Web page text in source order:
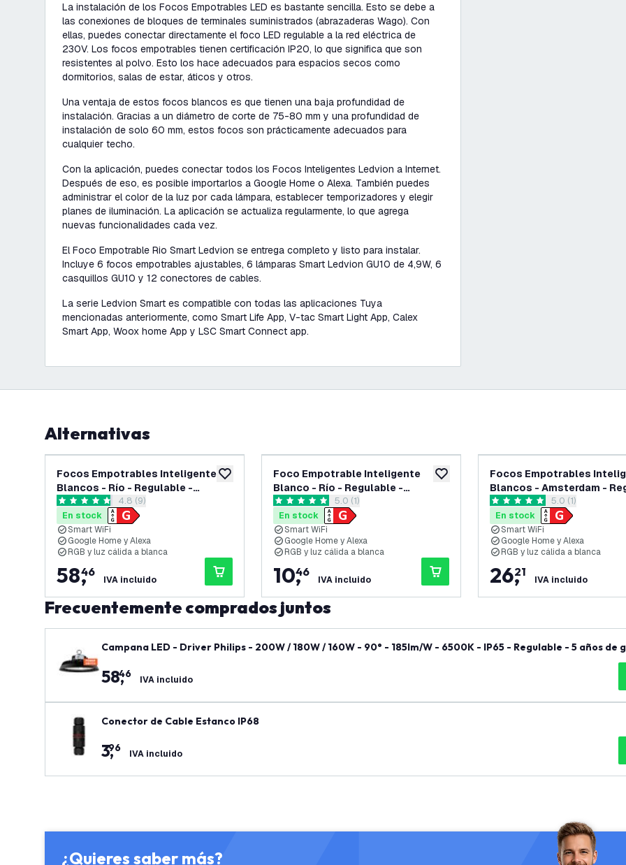
La instalación de los Focos Empotrables LED es bastante sencilla. Esto se debe a
las conexiones de bloques de terminales suministrados (abrazaderas Wago). Con
ellas, puedes conectar directamente el foco LED regulable a la red eléctrica de
230V. Los focos empotrables tienen certificación IP20, lo que significa que son
resistentes al polvo. Esto los hace adecuados para espacios secos como
dormitorios, salas de estar, áticos y otros.
Una ventaja de estos focos blancos es que tienen una baja profundidad de
instalación. Gracias a un diámetro de corte de 75-80 mm y una profundidad de
instalación de solo 60 mm, estos focos son prácticamente adecuados para
cualquier techo.
Con la aplicación, puedes conectar todos los Focos Inteligentes Ledvion a Internet.
Después de eso, es posible importarlos a Google Home o Alexa. También puedes
administrar el color de la luz por cada lámpara, establecer temporizadores y elegir
planes de iluminación. La aplicación se actualiza regularmente, lo que agrega
nuevas funcionalidades cada vez.
El Foco Empotrable Rio Smart Ledvion se entrega completo y listo para instalar.
Incluye 6 focos empotrables ajustables, 6 lámparas Smart Ledvion GU10 de 4,9W, 6
casquillos GU10 y 12 conectores de cables.
La serie Ledvion Smart es compatible con todas las aplicaciones Tuya
mencionadas anteriormente, como Smart Life App, V-tac Smart Light App, Calex
Smart App, Woox home App y LSC Smart Connect app.
Alternativas
añadir a lista de deseos
Focos Empotrables Inteligentes
Blancos - Río - Regulable -
RGB+CCT - Pack de 6
abrir el panel de reseñas
4.8 estrellas de puntuación
4.8 (9)
En stock
Smart WiFi
Google Home y Alexa
RGB y luz cálida a blanca
58,
46
IVA incluido
añadir a lista de deseos
Foco Empotrable Inteligente
Blanco - Río - Regulable -
RGB+CCTabrir el panel de reseñas
5 estrellas de puntuación
5.0 (1)
En stock
Smart WiFi
Google Home y Alexa
RGB y luz cálida a blanca
10,
46
IVA incluido
Focos Empotrables
Blancos - Amsterdam -
- RGB+CCT - Pack de 3
abrir el panel de
5 estrellas de puntuación
5.0 (1)
En stock
Smart WiFi
Google Home y Alexa
RGB y luz cálida a blanca
26,
21
IVA incluido
Frecuentemente comprados juntos
Campana LED - Driver Philips - 200W / 180W / 160W - 90° - 185lm/W - 6500K - IP65 - Regulable - 5 años de
58,
46 IVA incluido
Conector de Cable Estanco IP68
3,
96 IVA incluido
¿Quieres saber más?